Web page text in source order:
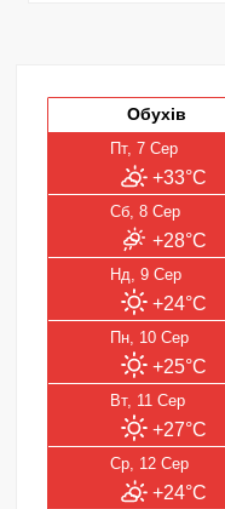
Обухів
Пт, 7 Сер
+33°C
Сб, 8 Сер
+28°C
Нд, 9 Сер
+24°C
Пн, 10 Сер
+25°C
Вт, 11 Сер
+27°C
Ср, 12 Сер
+24°C